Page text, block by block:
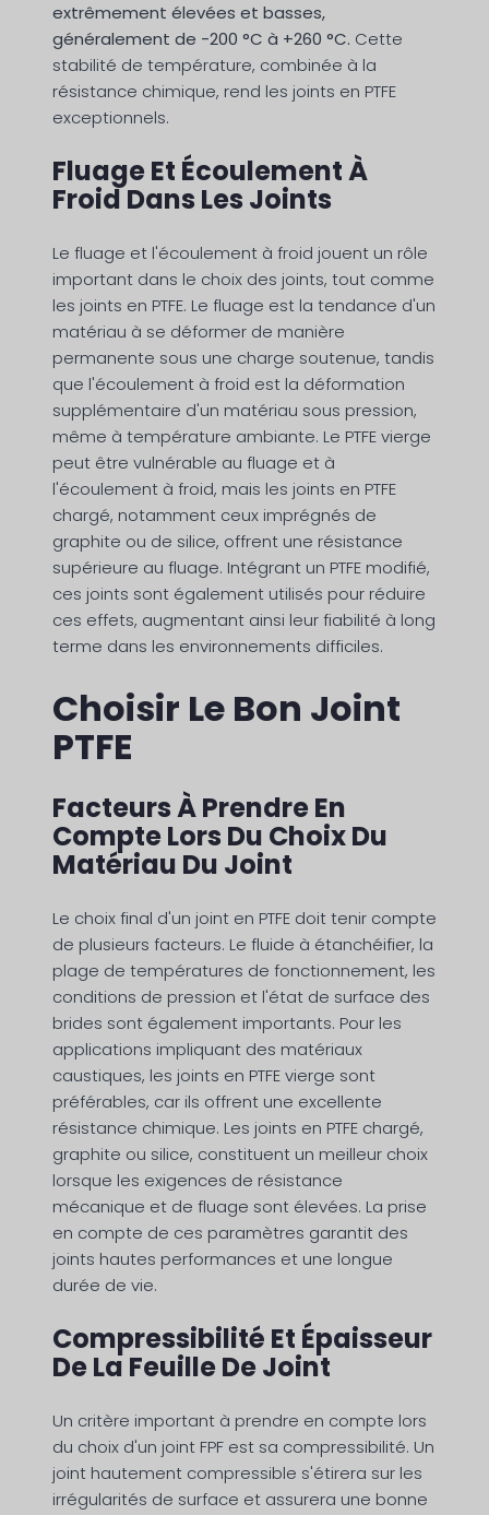
extrêmement élevées et basses,
généralement de -200 °C à +260 °C. Cette
stabilité de température, combinée à la
résistance chimique, rend les joints en PTFE
exceptionnels.
Fluage Et Écoulement À
Froid Dans Les Joints
Le fluage et l'écoulement à froid jouent un rôle
important dans le choix des joints, tout comme
les joints en PTFE. Le fluage est la tendance d'un
matériau à se déformer de manière
permanente sous une charge soutenue, tandis
que l'écoulement à froid est la déformation
supplémentaire d'un matériau sous pression,
même à température ambiante. Le PTFE vierge
peut être vulnérable au fluage et à
l'écoulement à froid, mais les joints en PTFE
chargé, notamment ceux imprégnés de
graphite ou de silice, offrent une résistance
supérieure au fluage. Intégrant un PTFE modifié,
ces joints sont également utilisés pour réduire
ces effets, augmentant ainsi leur fiabilité à long
terme dans les environnements difficiles.
Choisir Le Bon Joint
PTFE
Facteurs À Prendre En
Compte Lors Du Choix Du
Matériau Du Joint
Le choix final d'un joint en PTFE doit tenir compte
de plusieurs facteurs. Le fluide à étanchéifier, la
plage de températures de fonctionnement, les
conditions de pression et l'état de surface des
brides sont également importants. Pour les
applications impliquant des matériaux
caustiques, les joints en PTFE vierge sont
préférables, car ils offrent une excellente
résistance chimique. Les joints en PTFE chargé,
graphite ou silice, constituent un meilleur choix
lorsque les exigences de résistance
mécanique et de fluage sont élevées. La prise
en compte de ces paramètres garantit des
joints hautes performances et une longue
durée de vie.
Compressibilité Et Épaisseur
De La Feuille De Joint
Un critère important à prendre en compte lors
du choix d'un joint FPF est sa compressibilité. Un
joint hautement compressible s'étirera sur les
irrégularités de surface et assurera une bonne